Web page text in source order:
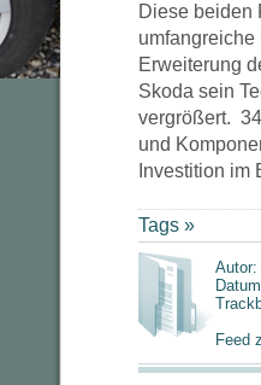
Diese beiden
umfangreiche
Erweiterung
Skoda sein
vergrößert.
und
Investition
Tags »
Autor:
Feed